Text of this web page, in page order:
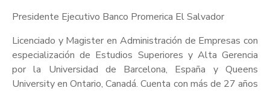
Presidente Ejecutivo Banco Promerica El Salvador
Licenciado y Magister en Administración de Empresas con
especialización de Estudios Superiores y Alta Gerencia
por la Universidad de Barcelona, España y Queens
University en Ontario, Canadá. Cuenta con más de 27 años